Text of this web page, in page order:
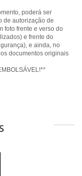
poderá ser
de autorização de
foto frente e verso do
e frente do
e ainda, no
documentos originais